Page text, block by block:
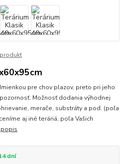
pre chov plazov, preto pri jeho
Možnosť dodania výhodnej
merače, substráty a pod. (poľa
aj iné teráriá, poľa Vašich
dní